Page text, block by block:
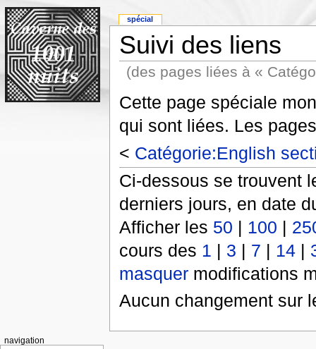
Suivi des liens
(des pages liées à «
Cette page spéciale
qui sont liées. Les
< Catégorie:English
Ci-dessous se trouvent
derniers jours, en date
Afficher les 50 | 100 |
cours des 1 | 3 | 7 | 14|
masquermodifications
Aucun changement sur
spécial
navigation